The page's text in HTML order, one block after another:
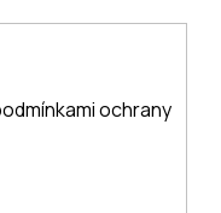
ochrany